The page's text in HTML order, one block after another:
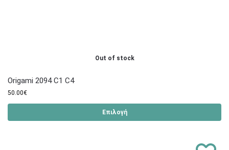
Out of stock
Origami 2094 C1 C4
50.00€
Επιλογή